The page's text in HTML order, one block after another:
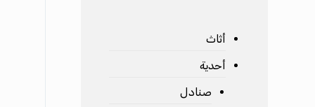
أثاث
أحدية
صنادل